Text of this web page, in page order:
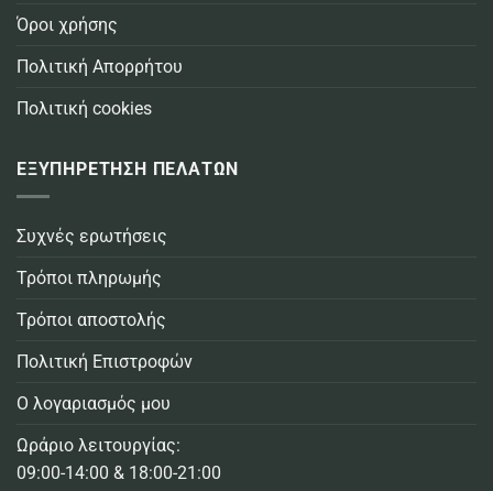
Όροι χρήσης
Πολιτική Απορρήτου
Πολιτική cookies
ΕΞΥΠΗΡΕΤΗΣΗ ΠΕΛΑΤΩΝ
Συχνές ερωτήσεις
Τρόποι πληρωμής
Τρόποι αποστολής
Πολιτική Επιστροφών
Ο λογαριασμός μου
Ωράριο λειτουργίας:
09:00-14:00 & 18:00-21:00